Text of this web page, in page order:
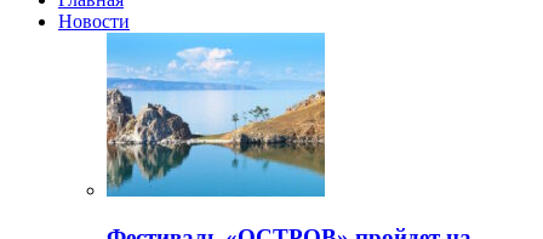
Новости